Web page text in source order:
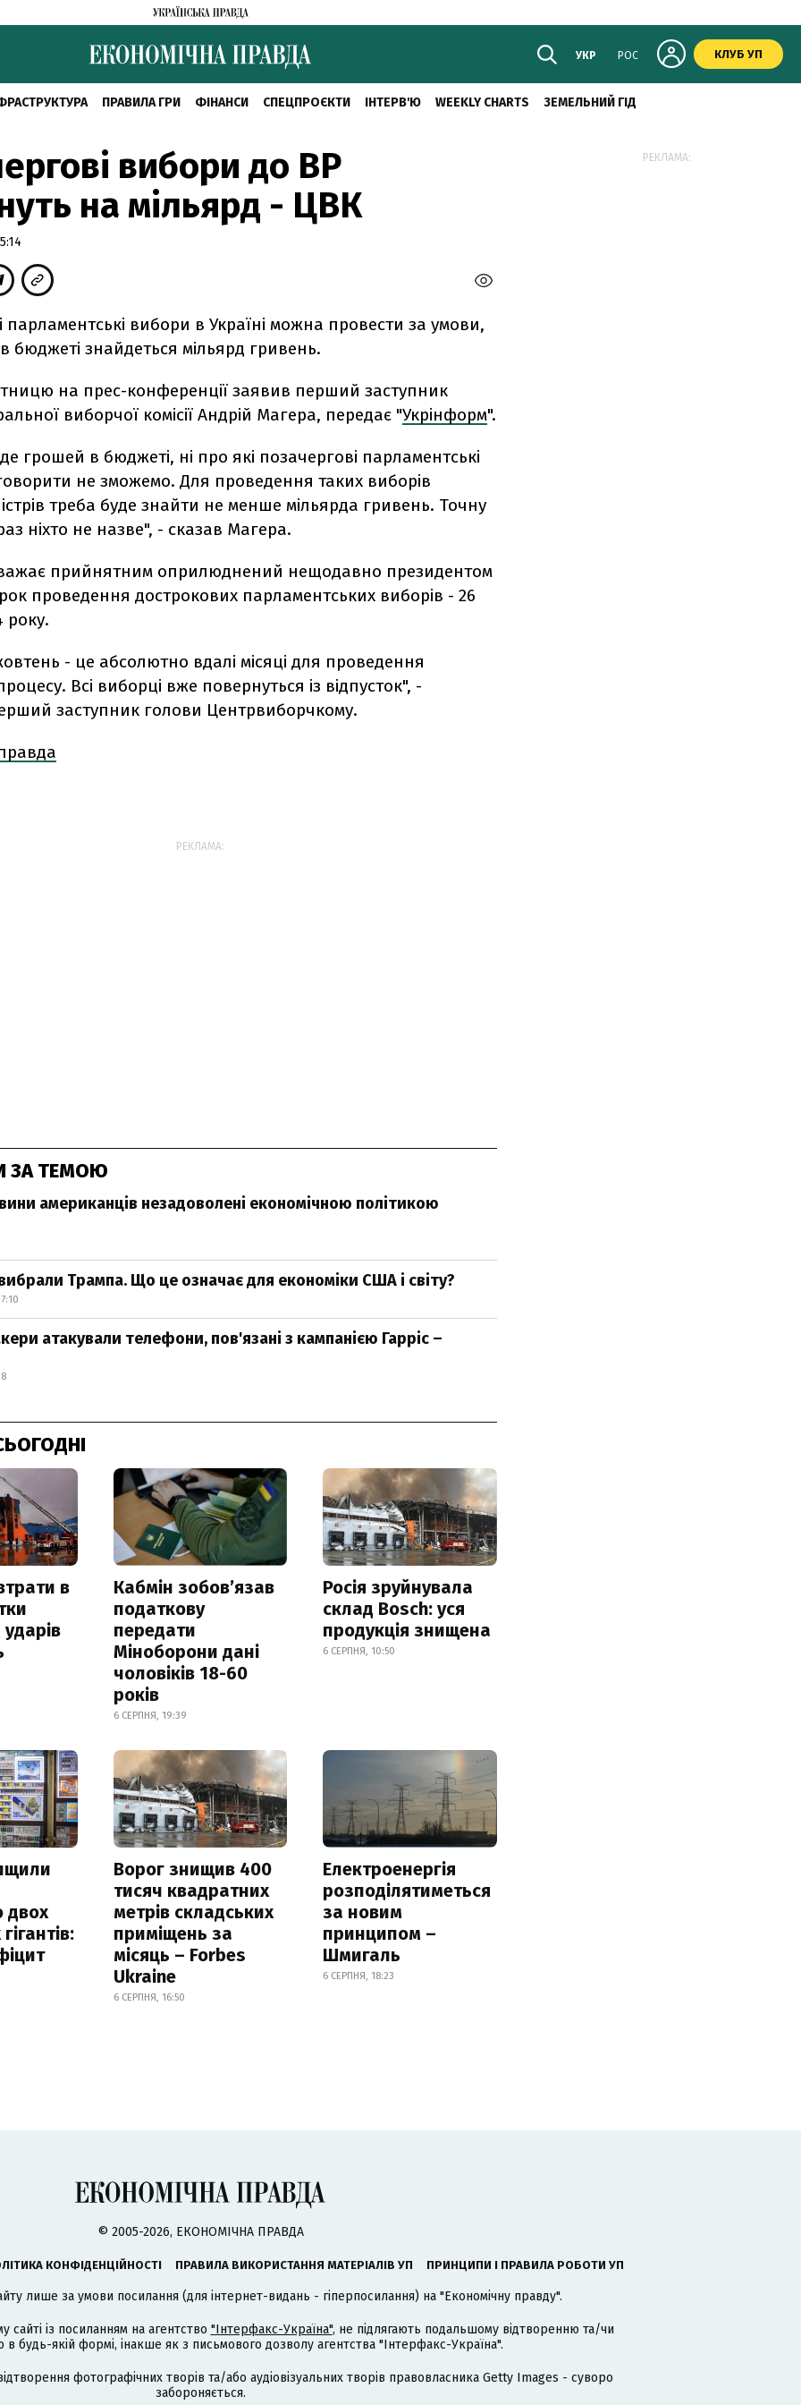
УКР РОС КЛУБ УП
ПРАВИЛА ГРИ ФІНАНСИ СПЕЦПРОЄКТИ ІНТЕРВ'Ю WEEKLY CHARTS ЗЕМЕЛЬНИЙ ГІД
вибори до ВР
на мільярд - ЦВК
парламентські вибори в Україні можна провести за умови,
бюджеті знайдеться мільярд гривень.
на прес-конференції заявив перший заступник
виборчої комісії Андрій Магера, передає "Укрінформ".
грошей в бюджеті, ні про які позачергові парламентські
не зможемо. Для проведення таких виборів
треба буде знайти не менше мільярда гривень. Точну
ніхто не назве", - сказав Магера.
прийнятним оприлюднений нещодавно президентом
проведення дострокових парламентських виборів - 26
року.
- це абсолютно вдалі місяці для проведення
Всі виборці вже повернуться із відпусток", -
заступник голови Центрвиборчкому.
РЕКЛАМА:
ЗА ТЕМОЮ
американців незадоволені економічною політикою
Трампа. Що це означає для економіки США і світу?
атакували телефони, пов'язані з кампанією Гарріс –
в
Кабмін зобовʼязав
податкову
передати
Міноборони дані
чоловіків 18-60
років
6 СЕРПНЯ, 19:39
Росія зруйнувала
склад Bosch: уся
продукція знищена
6 СЕРПНЯ, 10:50
двох
Ворог знищив 400
тисяч квадратних
метрів складських
приміщень за
місяць – Forbes
Ukraine
6 СЕРПНЯ, 16:50
Електроенергія
розподілятиметься
за новим
принципом –
Шмигаль
6 СЕРПНЯ, 18:23
РЕКЛАМА:
© 2005-2026, ЕКОНОМІЧНА ПРАВДА
КОНФІДЕНЦІЙНОСТІ ПРАВИЛА ВИКОРИСТАННЯ МАТЕРІАЛІВ УП ПРИНЦИПИ І ПРАВИЛА РОБОТИ УП
лише за умови посилання (для інтернет-видань - гіперпосилання) на "Економічну правду".
сайті із посиланням на агентство "Інтерфакс-Україна", не підлягають подальшому відтворенню та/чи
будь-якій формі, інакше як з письмового дозволу агентства "Інтерфакс-Україна".
фотографічних творів та/або аудіовізуальних творів правовласника Getty Images - суворо
забороняється.